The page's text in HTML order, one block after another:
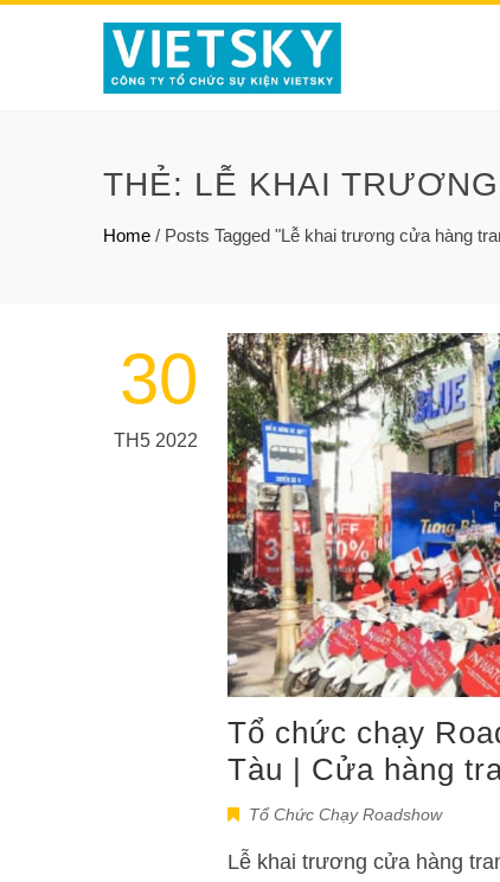
THẺ: LỄ KHAI
Home / Posts Tagged "Lễ khai trương cửa hàng
30
TH5 2022
Tổ chức chạy
Tàu | Cửa hàng
Tổ Chức Chạy Roadshow
Lễ khai trương cửa hàng